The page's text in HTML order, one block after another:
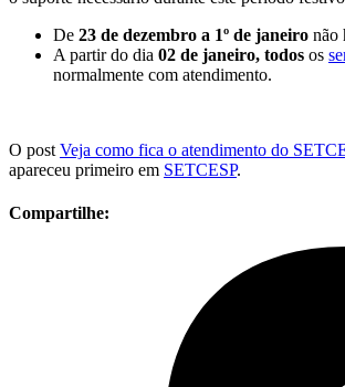
De 23 de dezembro a 1º de janeiro não
A partir do dia 02 de janeiro, todos os
normalmente com atendimento.
O post Veja como fica o atendimento do
apareceu primeiro em SETCESP.
Compartilhe: